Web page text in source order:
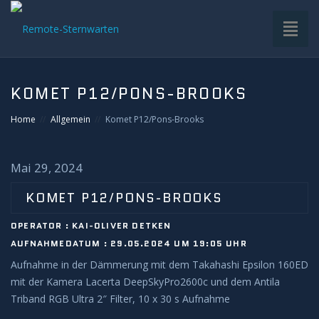
VDS-STERNWARTE
EQUIPMENT
SOFTWARE
BETRIEB
KOMET P12/PONS-BROOKS
Home Allgemein Komet P12/Pons-Brooks
Mai 29, 2024
KOMET P12/PONS-BROOKS
OPERATOR : KAI-OLIVER DETKEN
AUFNAHMEDATUM : 29.05.2024 UM 19:05 UHR
Aufnahme in der Dämmerung mit dem Takahashi Epsilon 160ED
mit der Kamera Lacerta DeepSkyPro2600c und dem Antila
Triband RGB Ultra 2″ Filter, 10 x 30 s Aufnahme